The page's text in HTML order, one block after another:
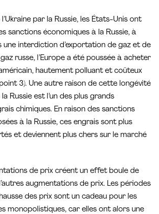
l’Ukraine par la Russie, les États-Unis ont
sanctions économiques à la Russie, à
une interdiction d’exportation de gaz et de
russe, l’Europe a été poussée à acheter
hautement polluant et coûteux
3). Une autre raison de cette longévité
Russie est l’un des plus grands
chimiques. En raison des sanctions
à la Russie, ces engrais sont plus
et deviennent plus chers sur le marché
de prix créent un effet boule de
augmentations de prix. Les périodes
des prix sont un cadeau pour les
monopolistiques, car elles ont alors une